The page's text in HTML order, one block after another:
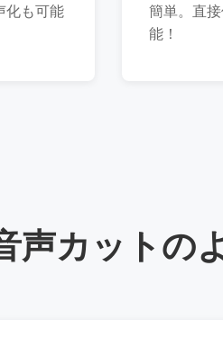
化も可能
簡単。直
能！
声カットの